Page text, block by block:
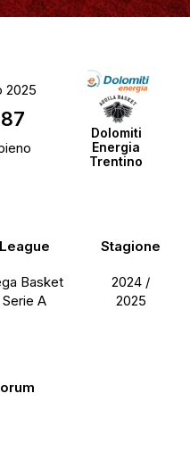
Dolomiti
Energia
Trentino
2025
87
League Stagione
Basket
Serie A
2024 /
2025